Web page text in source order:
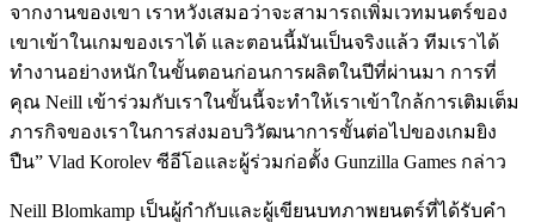
จากงานของเขา เราหวังเสมอว่าจะสามารถเพิ่มเวทมนตร์ของ
เขาเข้าในเกมของเราได้ และตอนนี้มันเป็นจริงแล้ว ทีมเราได้
ทำงานอย่างหนักในขั้นตอนก่อนการผลิตในปีที่ผ่านมา การที่
คุณ Neill เข้าร่วมกับเราในขั้นนี้จะทำให้เราเข้าใกล้การเติมเต็ม
ภารกิจของเราในการส่งมอบวิวัฒนาการขั้นต่อไปของเกมยิง
ปืน” Vlad Korolev ซีอีโอและผู้ร่วมก่อตั้ง Gunzilla Games กล่าว
Neill Blomkamp เป็นผู้กำกับและผู้เขียนบทภาพยนตร์ที่ได้รับคำ